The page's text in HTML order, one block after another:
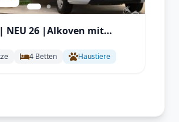
NEU 26 |Alkoven mit
4 Betten Haustiere